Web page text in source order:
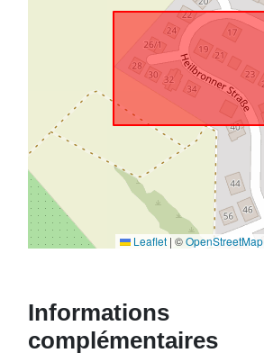
Leaflet | ©OpenStreetMap
Informations
complémentaires